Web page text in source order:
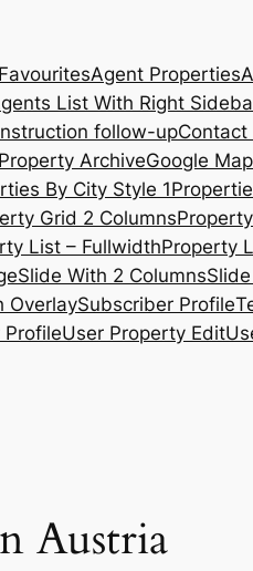
Agent Properties
List With Right
follow-upContact
ArchiveGoogle Map
By City Style 1
Grid 2 Columns
List – FullwidthProperty
Slide With 2 Columns
OverlaySubscriber Profile
ProfileUser Property Edit
Austria